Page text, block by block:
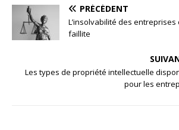
PRÉCÉDENT
L’insolvabilité des
faillite
Les types de propriété intellectuelle
pour les